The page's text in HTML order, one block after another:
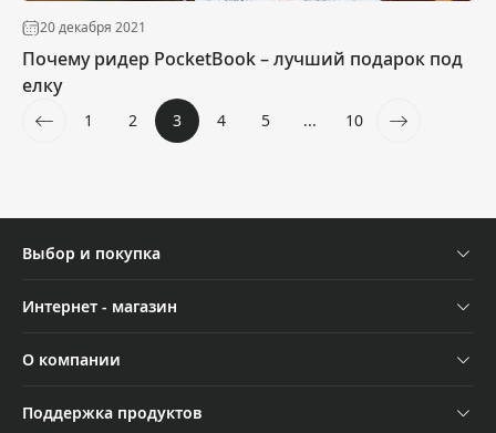
20 декабря 2021
Почему ридер PocketBook – лучший подарок под
елку
1 2 3 4 5 ... 10
Выбор и покупка
Трейд-ин
Интернет - магазин
Обмен и возврат
О компании
Поддержка продуктов